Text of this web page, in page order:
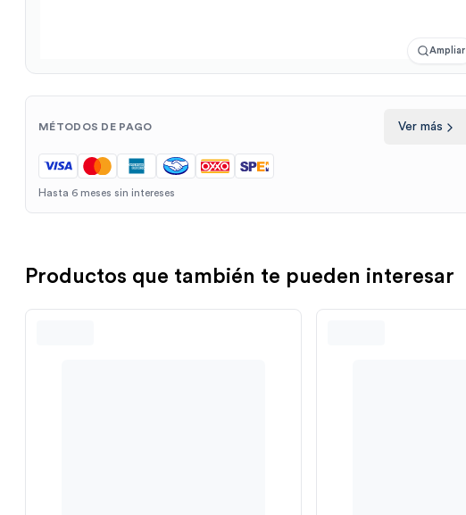
Ampliar
MÉTODOS DE PAGO Ver más
Hasta 6 meses sin intereses
Productos que también te pueden interesar